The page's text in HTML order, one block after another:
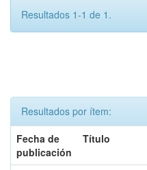
Resultados 1-1 de 1.
Resultados por ítem:
Fecha de
publicación
Título